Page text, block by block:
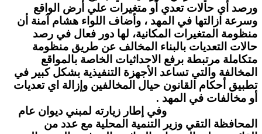
ورصد أي حالات تعدي أو متغيرات علي أرض الواقع
وسرعة ازالتها في المهد ، وأضاف اللواء هشام آمنة أن
منظومة المتغيرات المكانية، لها دور فعال في رصد
حالات التعديات بالبناء المخالف عن طريق منظومة
متكاملة مرتبطة برفع الاحداثيات الخاصة بالمواقع
المخالفة والتي تساعد الأجهزة التنفيذية بشكل كبير في
تطبيق أحكام القانون حيال المخالفين وإزالة اي تعديات
أو مخالفات في المهد .
وفي إطار زيارته لمبني ديوان عام
المحافظة التقي وزير التنمية المحلية مع عدد من